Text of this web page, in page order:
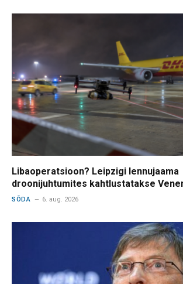
Libaoperatsioon? Leipzigi lennujaama
droonijuhtumites kahtlustatakse
SÕDA 6. aug. 2026